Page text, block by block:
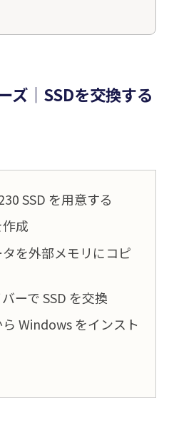
ズ｜SSDを交換する
SSD を用意する
成
を外部メモリにコピ
ーで SSD を交換
Windows をインスト